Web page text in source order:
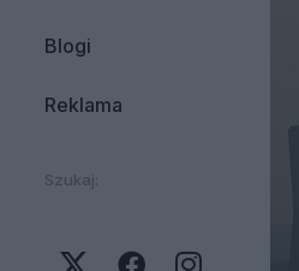
Blogi
Reklama
Szukaj: